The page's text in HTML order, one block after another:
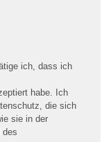
ich, dass ich
habe. Ich
die sich
sie in der
des